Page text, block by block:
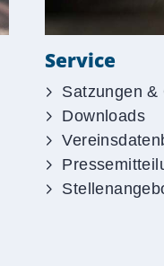
Service
Satzungen &
Downloads